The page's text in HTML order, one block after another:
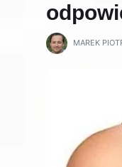
MAREK